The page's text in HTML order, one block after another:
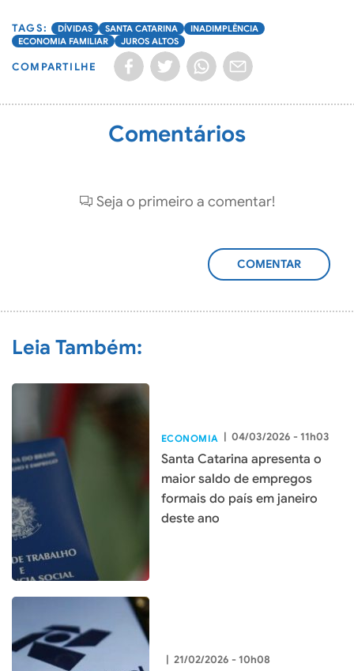
DÍVIDAS SANTA CATARINA
INADIMPLÊNCIA
ECONOMIA FAMILIAR
JUROS ALTOS
COMPARTILHE
Comentários
Seja o primeiro a comentar!
ADICIONAR
Leia Também:
ECONOMIA | 04/03/2026 - 11h03
Santa Catarina apresenta o
maior saldo de empregos
formais do país em janeiro
deste ano
| 21/02/2026 - 10h08